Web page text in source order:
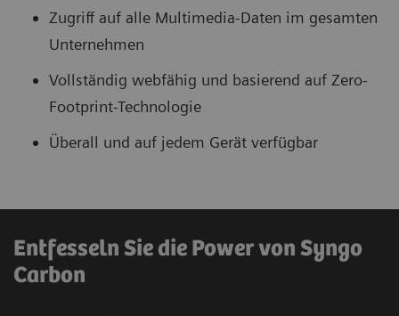
Zugriff auf alle Multimedia-Daten im gesamten
Unternehmen
Vollständig webfähig und basierend auf Zero-
Footprint-Technologie
Überall und auf jedem Gerät verfügbar
Entfesseln Sie die Power von Syngo
Carbon